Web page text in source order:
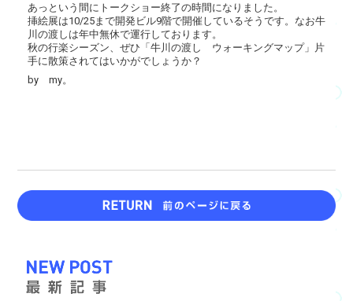
あっという間にトークショー終了の時間になりました。
挿絵展は10/25まで開発ビル9階で開催しているそうです。なお牛
川の渡しは年中無休で運行しております。
秋の行楽シーズン、ぜひ「牛川の渡し ウォーキングマップ」片
手に散策されてはいかがでしょうか？
by my。